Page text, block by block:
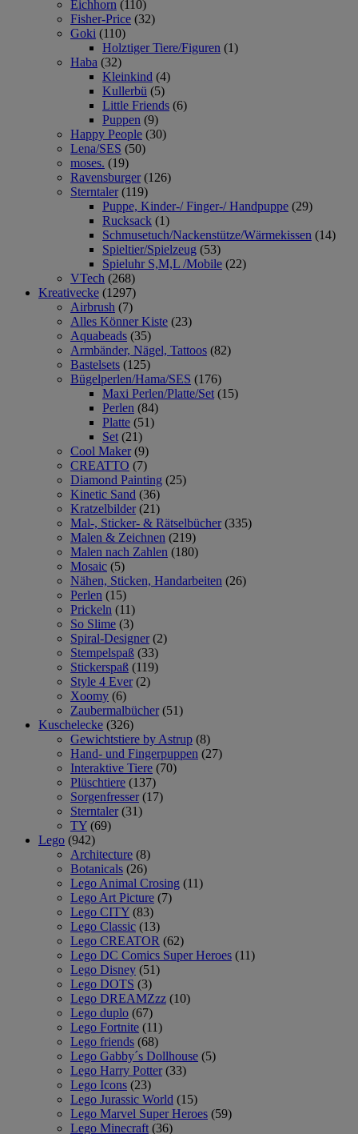
Eichhorn (110)
Fisher-Price (32)
Goki (110)
Holztiger Tiere/Figuren (1)
Haba (32)
Kleinkind (4)
Kullerbü (5)
Little Friends (6)
Puppen (9)
Happy People (30)
Lena/SES (50)
moses. (19)
Ravensburger (126)
Sterntaler (119)
Puppe, Kinder-/ Finger-/ Handpuppe (29)
Rucksack (1)
Schmusetuch/Nackenstütze/Wärmekissen (14)
Spieltier/Spielzeug (53)
Spieluhr S,M,L /Mobile (22)
VTech (268)
Kreativecke (1297)
Airbrush (7)
Alles Könner Kiste (23)
Aquabeads (35)
Armbänder, Nägel, Tattoos (82)
Bastelsets (125)
Bügelperlen/Hama/SES (176)
Maxi Perlen/Platte/Set (15)
Perlen (84)
Platte (51)
Set (21)
Cool Maker (9)
CREATTO (7)
Diamond Painting (25)
Kinetic Sand (36)
Kratzelbilder (21)
Mal-, Sticker- & Rätselbücher (335)
Malen & Zeichnen (219)
Malen nach Zahlen (180)
Mosaic (5)
Nähen, Sticken, Handarbeiten (26)
Perlen (15)
Prickeln (11)
So Slime (3)
Spiral-Designer (2)
Stempelspaß (33)
Stickerspaß (119)
Style 4 Ever (2)
Xoomy (6)
Zaubermalbücher (51)
Kuschelecke (326)
Gewichtstiere by Astrup (8)
Hand- und Fingerpuppen (27)
Interaktive Tiere (70)
Plüschtiere (137)
Sorgenfresser (17)
Sterntaler (31)
TY (69)
Lego (942)
Architecture (8)
Botanicals (26)
Lego Animal Crosing (11)
Lego Art Picture (7)
Lego CITY (83)
Lego Classic (13)
Lego CREATOR (62)
Lego DC Comics Super Heroes (11)
Lego Disney (51)
Lego DOTS (3)
Lego DREAMZzz (10)
Lego duplo (67)
Lego Fortnite (11)
Lego friends (68)
Lego Gabby´s Dollhouse (5)
Lego Harry Potter (33)
Lego Icons (23)
Lego Jurassic World (15)
Lego Marvel Super Heroes (59)
Lego Minecraft (36)